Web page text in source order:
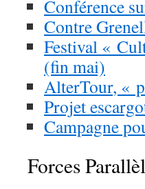
Conférence
Contre
Festival «
(fin mai)
AlterTour, «
Projet
Campagne
Forces